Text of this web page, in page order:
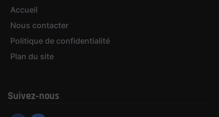
Accueil
Nous contacter
Politique de confidentialité
Plan du site
Suivez‑nous